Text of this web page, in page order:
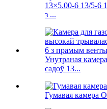
13×5.00-6 13/5-6
з ...
Унутраная
садоў 13...
Гумавая камера